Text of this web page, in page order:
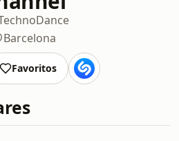
Dance
Barcelona
Favoritos